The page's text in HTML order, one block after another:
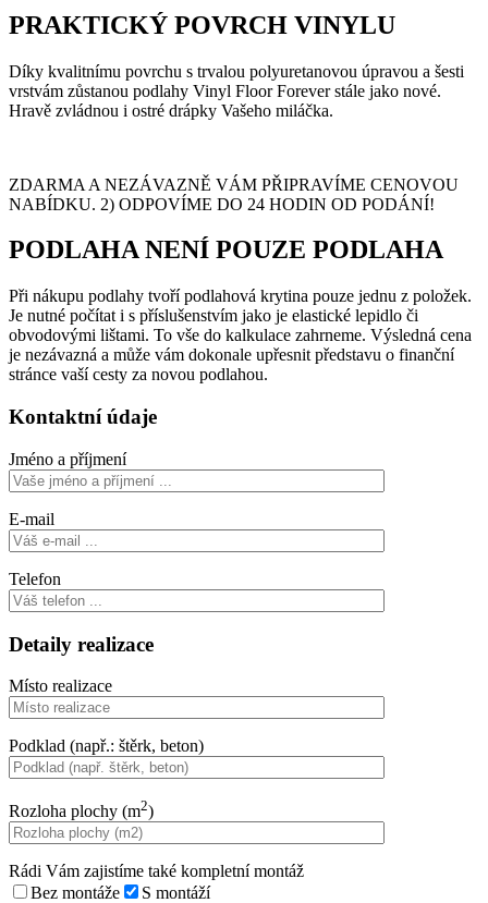
PRAKTICKÝ POVRCH VINYLU
Díky kvalitnímu povrchu s trvalou polyuretanovou úpravou a šesti
vrstvám zůstanou podlahy Vinyl Floor Forever stále jako nové.
Hravě zvládnou i ostré drápky Vašeho miláčka.
ZDARMA A NEZÁVAZNĚ VÁM PŘIPRAVÍME CENOVOU
NABÍDKU. 2) ODPOVÍME DO 24 HODIN OD PODÁNÍ!
PODLAHA NENÍ POUZE PODLAHA
Při nákupu podlahy tvoří podlahová krytina pouze jednu z položek.
Je nutné počítat i s příslušenstvím jako je elastické lepidlo či
obvodovými lištami. To vše do kalkulace zahrneme. Výsledná cena
je nezávazná a může vám dokonale upřesnit představu o finanční
stránce vaší cesty za novou podlahou.
Kontaktní údaje
Jméno a příjmení
E-mail
Telefon
Detaily realizace
Místo realizace
Podklad (např.: štěrk, beton)
Rozloha plochy (m2)
Rádi Vám zajistíme také kompletní montáž
Bez montáže
S montáží